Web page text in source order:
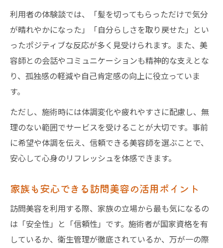
利用者の体験談では、「髪を切ってもらっただけで気分
が晴れやかになった」「自分らしさを取り戻せた」とい
ったポジティブな反応が多く見受けられます。また、美
容師との会話やコミュニケーションも精神的な支えとな
り、孤独感の軽減や自己肯定感の向上に役立っていま
す。
ただし、施術時には体調変化や疲れやすさに配慮し、無
理のない範囲でサービスを受けることが大切です。事前
に希望や体調を伝え、信頼できる美容師を選ぶことで、
安心して心身のリフレッシュを体感できます。
家族も安心できる訪問美容の活用ポイント
訪問美容を利用する際、家族の立場から最も気になるの
は「安全性」と「信頼性」です。施術者が国家資格を有
しているか、衛生管理が徹底されているか、万が一の際